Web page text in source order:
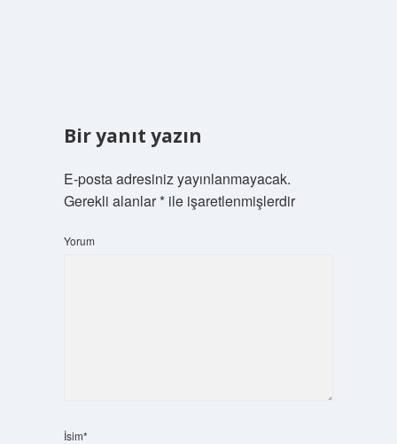
Bir yanıt yazın
E-posta adresiniz yayınlanmayacak.
Gerekli alanlar*ile işaretlenmişlerdir
Yorum
İsim*